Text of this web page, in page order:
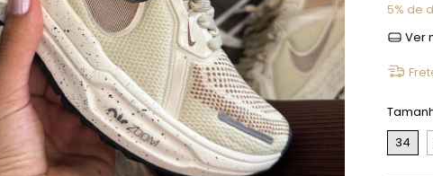
5% de
Ver
34